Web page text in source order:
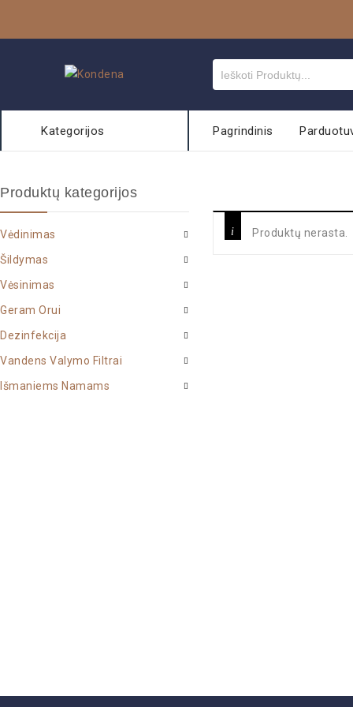
Kategorijos Pagrindinis
Produktų nerasta.
Produktų kategorijos
Vėdinimas
Šildymas
Vėsinimas
Geram Orui
Dezinfekcija
Vandens Valymo Filtrai
Išmaniems Namams